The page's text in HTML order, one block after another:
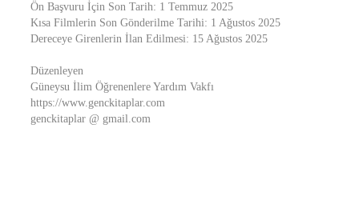
Ön Başvuru İçin Son Tarih: 1 Temmuz 2025
Kısa Filmlerin Son Gönderilme Tarihi: 1 Ağustos 2025
Dereceye Girenlerin İlan Edilmesi: 15 Ağustos 2025
Düzenleyen
Güneysu İlim Öğrenenlere Yardım Vakfı
https://www.genckitaplar.com
genckitaplar @ gmail.com